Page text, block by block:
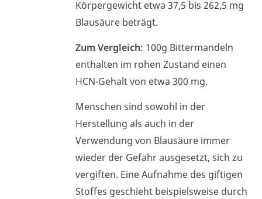
Körpergewicht etwa 37,5 bis 262,5 mg
Blausäure beträgt.
Zum Vergleich: 100g Bittermandeln
enthalten im rohen Zustand einen
HCN-Gehalt von etwa 300 mg.
Menschen sind sowohl in der
Herstellung als auch in der
Verwendung von Blausäure immer
wieder der Gefahr ausgesetzt, sich zu
vergiften. Eine Aufnahme des giftigen
Stoffes geschieht beispielsweise durch